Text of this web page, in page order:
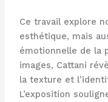
Ce travail explore
esthétique, mais
émotionnelle de la
images, Cattani
la texture et
L’exposition